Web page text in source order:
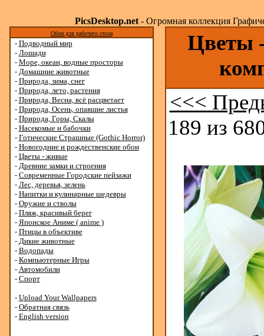
PicsDesktop.net- Огромная коллекция
Обои для рабочего стола
- Подводный мир
- Лошади
- Море, океан, водные просторы
- Домашние животные
- Природа, зима, снег
- Природа, лето, растения
- Природа, Весна, всё расцветает
- Природа, Осень, опавшие листья
- Природа, Горы, Скалы
- Насекомые и бабочки
- Готические Страшные (Gothic Horror)
- Новогодние и рождественские обои
- Цветы - живые
- Древние замки и строения
- Современные Городские пейзажи
- Лес, деревья, зелень
- Напитки и кулинарные шедевры
- Оружие и стволы
- Пляж, красивый берег
- Японское Аниме ( anime )
- Птицы в объективе
- Дикие животные
- Водопады
- Компьютерные Игры
- Автомобили
- Спорт
- Upload Your Wallpapers
- Обратная связь
- English version
Цветы -
<<<
189 из